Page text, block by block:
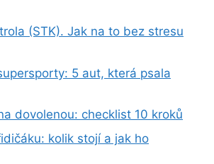
(STK). Jak na to bez stresu
5 aut, která psala
dovolenou: checklist 10 kroků
kolik stojí a jak ho